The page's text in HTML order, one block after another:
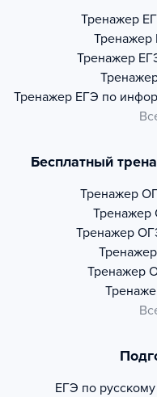
Тренажер
Тренажер
Тренажер
Тренажер ЕГЭ по
Бесплатный
Тренажер
Тренажер
Тренажер
Тренажер
Тренажер
ЕГЭ по